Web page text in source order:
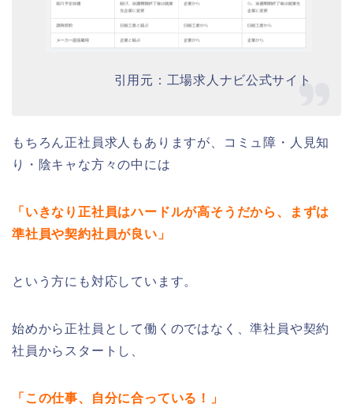
引用元：工場求人ナビ公式サイト
もちろん正社員求人もありますが、コミュ障・人見知
り・陰キャな方々の中には
「いきなり正社員はハードルが高そうだから、まずは
準社員や契約社員が良い」
という方にも対応しています。
始めから正社員として働くのではなく、準社員や契約
社員からスタートし、
「この仕事、自分に合っている！」